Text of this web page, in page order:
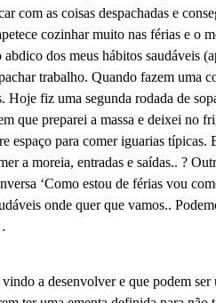
com as coisas despachadas e
cozinhar muito nas férias e o
dos meus hábitos saudáveis
trabalho. Quando fazem uma
Hoje fiz uma segunda rodada de
que preparei a massa e deixei no
espaço para comer iguarias
a moreia, entradas e saídas.. ?
‘Como estou de férias vou
onde quer que vamos..
a desenvolver e que podem